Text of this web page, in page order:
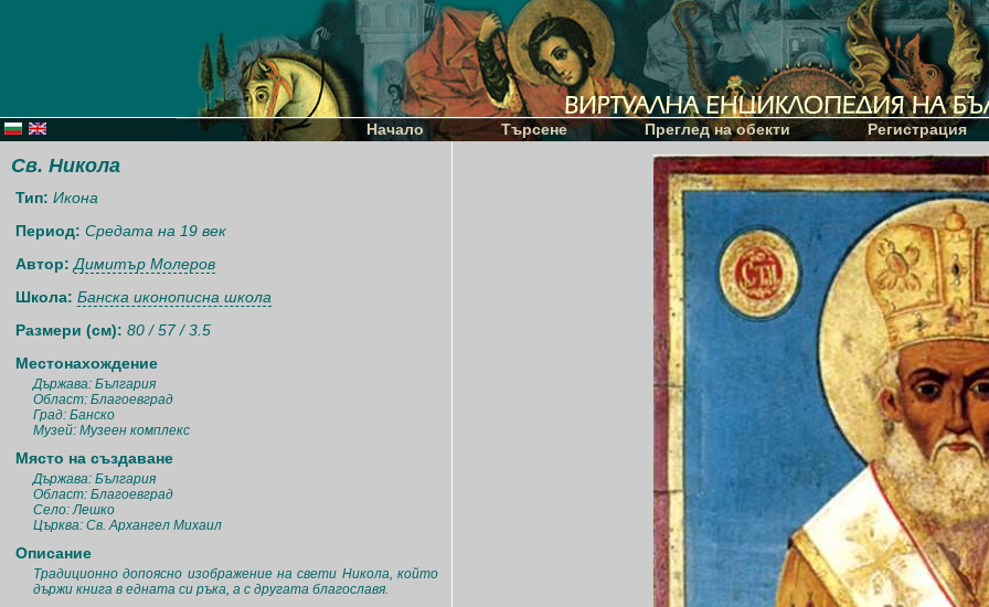
Начало Търсене Преглед на обекти Регистрация
Св. Никола
Тип: Икона
Период: Средата на 19 век
Автор: Димитър Молеров
Школа: Банска иконописна школа
Размери (см): 80 / 57 / 3.5
Местонахождение
Държава: България
Област: Благоевград
Град: Банско
Музей: Музеен комплекс
Място на създаване
Държава: България
Област: Благоевград
Село: Лешко
Църква: Св. Архангел Михаил
Описание
Традиционно допоясно изображение на свети Никола, който
държи книга в едната си ръка, а с другата благославя.